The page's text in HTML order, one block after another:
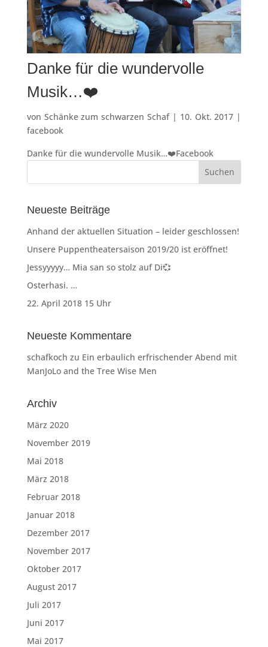
Danke für die wundervolle
Musik…❤️
von Schänke zum schwarzen Schaf| 10. Okt. 2017 |
facebook
Danke für die wundervolle Musik…❤️Facebook
Neueste Beiträge
Anhand der aktuellen Situation – leider geschlossen!
Unsere Puppentheatersaison 2019/20 ist eröffnet!
Jessyyyyy… Mia san so stolz auf Di💞
Osterhasi. …
22. April 2018 15 Uhr
Neueste Kommentare
schafkoch zu Ein erbaulich erfrischender Abend mit
ManJoLo and the Tree Wise Men
Archiv
März 2020
November 2019
Mai 2018
März 2018
Februar 2018
Januar 2018
Dezember 2017
November 2017
Oktober 2017
August 2017
Juli 2017
Juni 2017
Mai 2017